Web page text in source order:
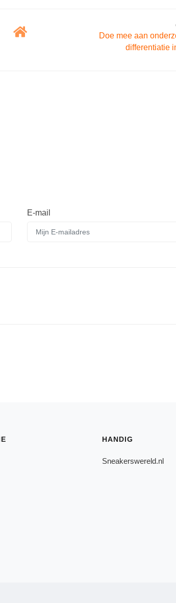
Doe mee aan
differentiatie
E-mail
HANDIG
Sneakerswereld.nl